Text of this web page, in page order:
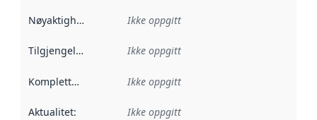
Nøyaktighet Ikke oppgitt
Tilgjengelighet Ikke oppgitt
Kompletthet Ikke oppgitt
Aktualitet: Ikke oppgitt